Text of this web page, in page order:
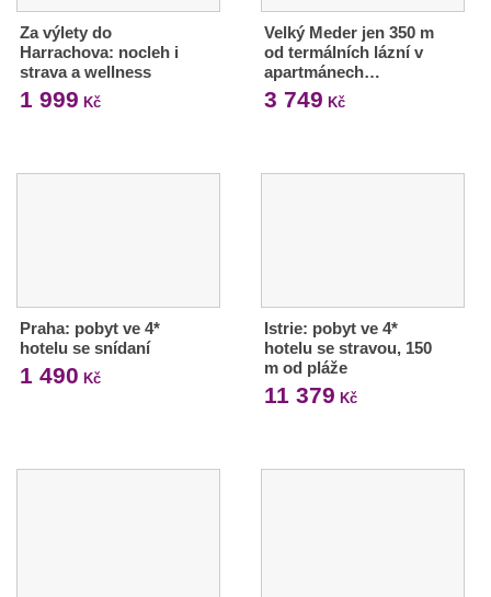
Za výlety do
Harrachova: nocleh i
strava a wellness
1 999 Kč
Velký Meder jen 350 m
od termálních lázní v
apartmánech…
3 749 Kč
Praha: pobyt ve 4*
hotelu se snídaní
1 490 Kč
Istrie: pobyt ve 4*
hotelu se stravou, 150
m od pláže
11 379 Kč